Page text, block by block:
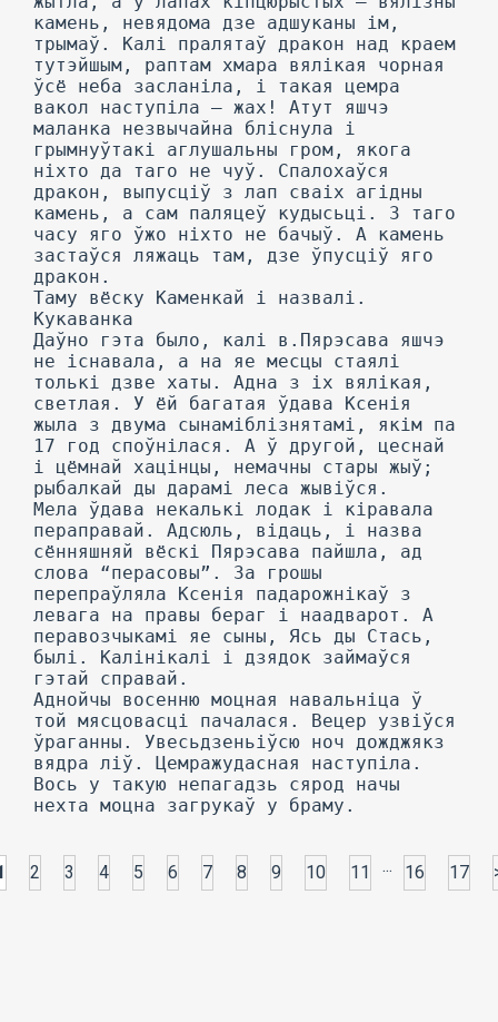
камень, невядома дзе адшуканы ім,
трымаў. Калі пралятаў дракон над краем
тутэйшым, раптам хмара вялікая чорная
ўсё неба засланіла, і такая цемра
вакол наступіла — жах! Атут яшчэ
маланка незвычайна бліснула і
грымнуўтакі аглушальны гром, якога
ніхто да таго не чуў. Спалохаўся
дракон, выпусціў з лап сваіх агідны
камень, а сам паляцеў кудысьці. 3 таго
часу яго ўжо ніхто не бачыў. А камень
застаўся ляжаць там, дзе ўпусціў яго
дракон.
Таму вёску Каменкай і назвалі.
Кукаванка
Даўно гэта было, калі в.Пярэсава яшчэ
не існавала, а на яе месцы стаялі
толькі дзве хаты. Адна з іх вялікая,
светлая. У ёй багатая ўдава Ксенія
жыла з двума сынаміблізнятамі, якім па
17 год споўнілася. А ў другой, цеснай
і цёмнай хацінцы, немачны стары жыў;
рыбалкай ды дарамі леса жывіўся.
Мела ўдава некалькі лодак і кіравала
пераправай. Адсюль, відаць, і назва
сённяшняй вёскі Пярэсава пайшла, ад
слова “перасовы”. За грошы
перепраўляла Ксенія падарожнікаў з
левага на правы бераг і наадварот. А
перавозчыкамі яе сыны, Ясь ды Стась,
былі. Калінікалі і дзядок займаўся
гэтай справай.
Аднойчы восенню моцная навальніца ў
той мясцовасці пачалася. Вецер узвіўся
ўраганны. Увесьдзеньіўсю ноч дожджякз
вядра ліў. Цемражудасная наступіла.
Вось у такую непагадзь сярод начы
нехта моцна загрукаў у браму.
2 3 4 5 6 7 8 9 10 11 ... 16 17